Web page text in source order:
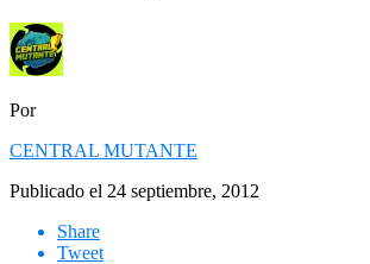
Por
CENTRAL MUTANTE
Publicado el 24 septiembre, 2012
Share
Tweet